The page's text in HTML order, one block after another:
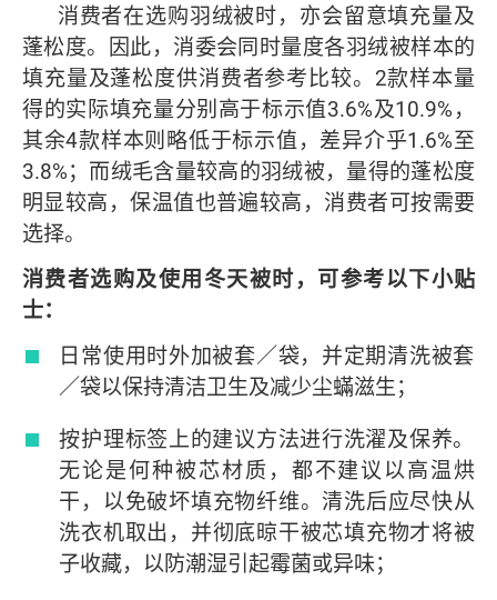
消费者在选购羽绒被时，亦会留意填充量及
蓬松度。因此，消委会同时量度各羽绒被样本的
填充量及蓬松度供消费者参考比较。2款样本量
得的实际填充量分别高于标示值3.6%及10.9%，
其余4款样本则略低于标示值，差异介乎1.6%至
3.8%；而绒毛含量较高的羽绒被，量得的蓬松度
明显较高，保温值也普遍较高，消费者可按需要
选择。
消费者选购及使用冬天被时，可参考以下小贴
士：
日常使用时外加被套／袋，并定期清洗被套
／袋以保持清洁卫生及减少尘蟎滋生；
按护理标签上的建议方法进行洗濯及保养。
无论是何种被芯材质，都不建议以高温烘
干，以免破坏填充物纤维。清洗后应尽快从
洗衣机取出，并彻底晾干被芯填充物才将被
子收藏，以防潮湿引起霉菌或异味；